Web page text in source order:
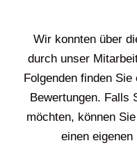
Wir konnten über
durch unser
Folgenden finden
Bewertungen. Falls
möchten, können
einen